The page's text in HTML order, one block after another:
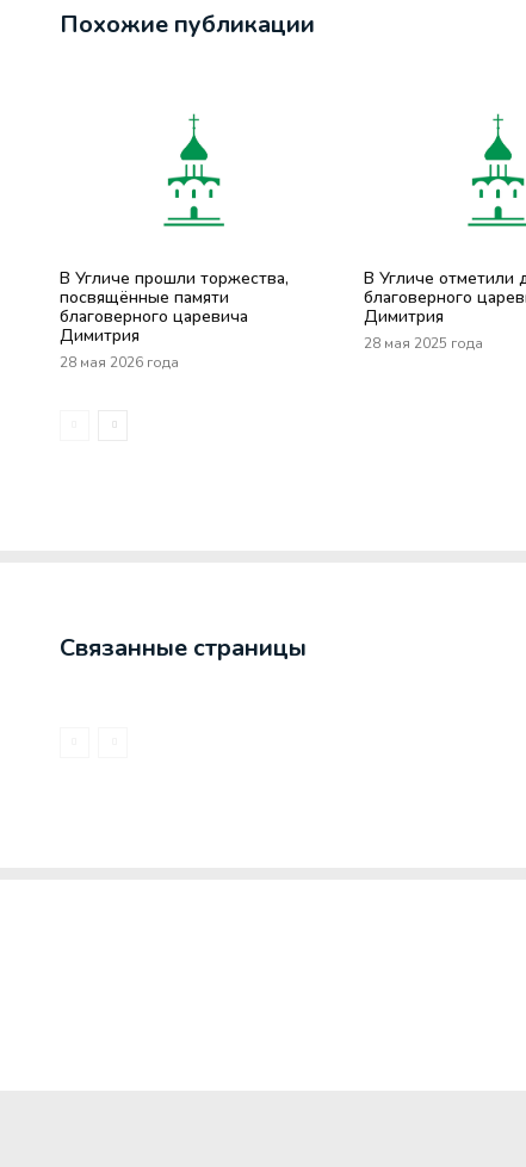
Похожие публикации
В Угличе прошли торжества,
посвящённые памяти
благоверного царевича
Димитрия
28 мая 2026 года
В Угличе отметили
благоверного
Димитрия
28 мая 2025 года
Связанные страницы